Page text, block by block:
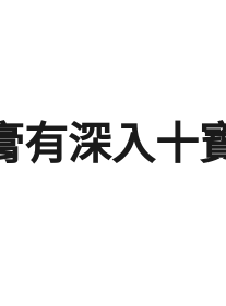
有深入十